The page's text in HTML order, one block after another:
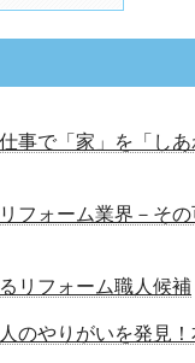
事で「家」を「し
フォーム業界－そ
リフォーム職人候補
のやりがいを発見